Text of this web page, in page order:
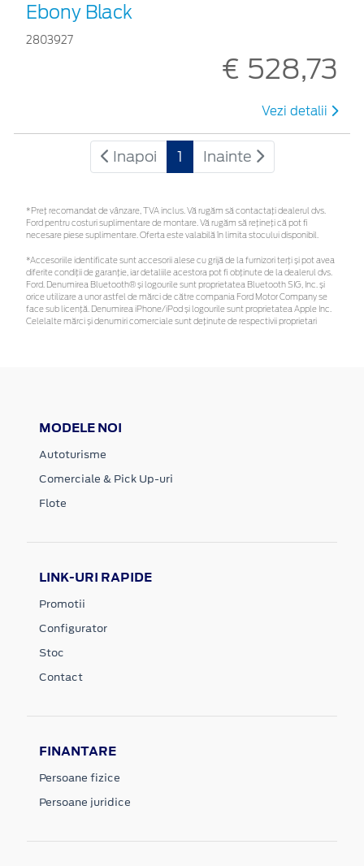
Ebony Black
2803927
€ 528,73
Vezi detalii
Inapoi 1 Inainte
*Preţ recomandat de vânzare, TVA inclus. Vă rugăm să contactaţi dealerul dvs.
Ford pentru costuri suplimentare de montare. Vă rugăm să rețineți că pot fi
necesare piese suplimentare. Oferta este valabilă în limita stocului disponibil.
*Accesoriile identificate sunt accesorii alese cu grijă de la furnizori terți și pot avea
diferite condiții de garanție, iar detaliile acestora pot fi obținute de la dealerul dvs.
Ford. Denumirea Bluetooth® și logourile sunt proprietatea Bluetooth SIG, Inc. și
orice utilizare a unor astfel de mărci de către compania Ford Motor Company se
face sub licență. Denumirea iPhone/iPod și logourile sunt proprietatea Apple Inc.
Celelalte mărci și denumiri comerciale sunt deținute de respectivii proprietari
MODELE NOI
Autoturisme
Comerciale & Pick Up-uri
Flote
LINK-URI RAPIDE
Promotii
Configurator
Stoc
Contact
FINANTARE
Persoane fizice
Persoane juridice